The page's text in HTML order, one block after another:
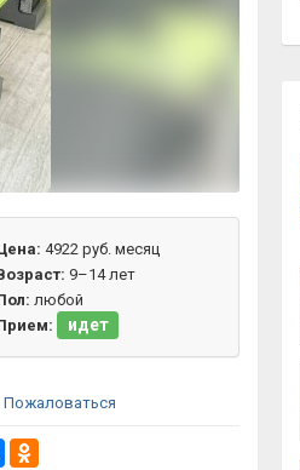
4922 руб. месяц
9–14 лет
любой
идет
Пожаловаться